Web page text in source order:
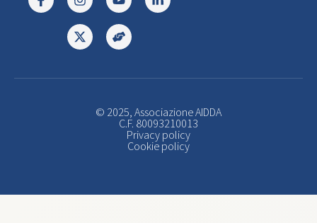
© 2025, Associazione AIDDA
C.F. 80093210013
Privacy policy
Cookie policy